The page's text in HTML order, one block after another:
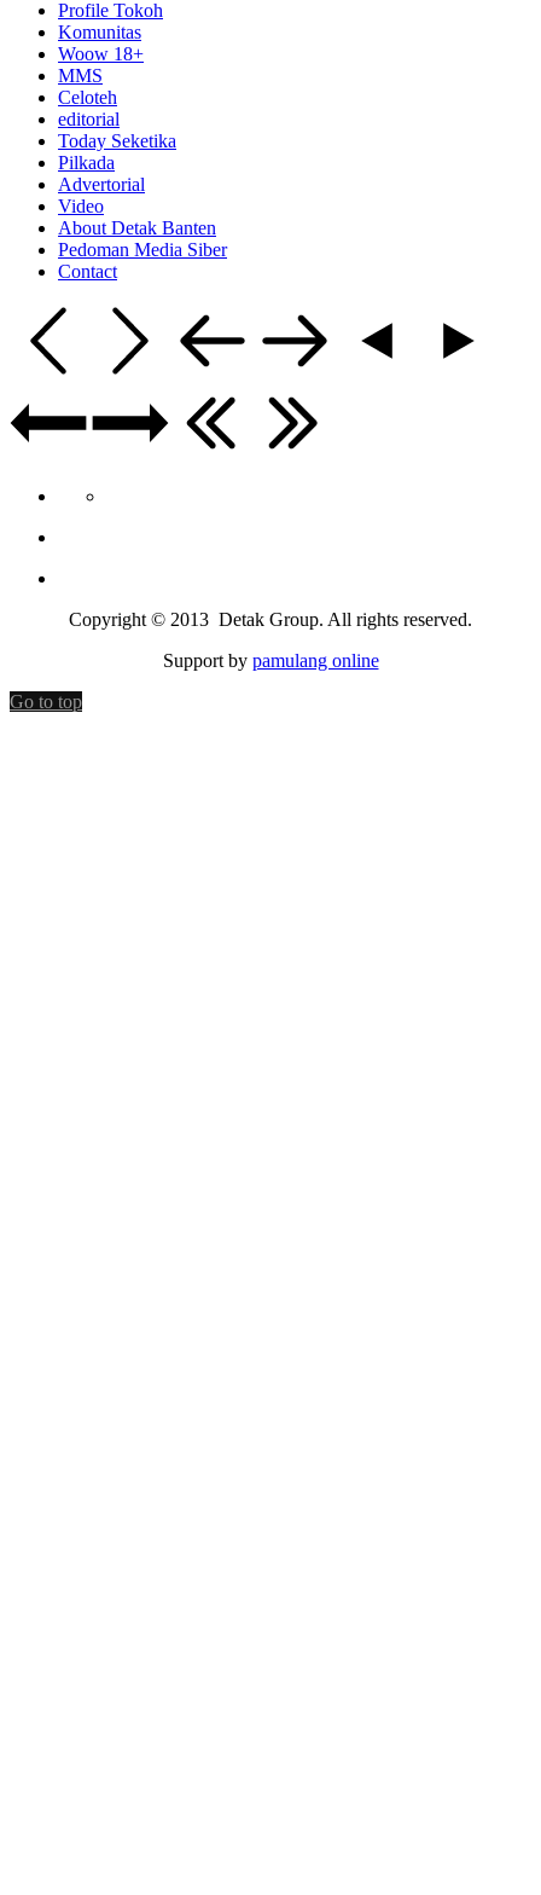
Profile Tokoh
Komunitas
Woow 18+
MMS
Celoteh
editorial
Today Seketika
Pilkada
Advertorial
Video
About Detak Banten
Pedoman Media Siber
Contact
Copyright © 2013 Detak Group. All rights reserved.
Support by pamulang online
Go to top